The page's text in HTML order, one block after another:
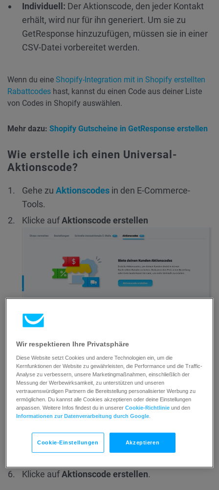
Individuell: Der Aktionscode, den jeder Kontakt
erhält, wird nur für ihn generiert. Um sie zu
GetResponse hinzuzufügen, müssen sie in einer
CSV-Datei vorbereitet werden.
Wenn du eine Shopify-Integration mit in Shopify erstellten
Rabattcodes hast, kannst du einen Code aus deiner Liste
von Codes in Shopify auswählen.
Mehr dazu: Shopify Gutscheine in GetResponse erstellen
Wie erstelle ich einen Universal-
Aktionscode?
Gehe zu Aktionscodes in den E-Commerce-
Tools.
Klicke aufAktionscode erstellen
Gib den
denUniversal-Typ aus.
Gib deinen Aktionscode ein oder füge ihn ein.
Klicke aufAktionscode erstellen.
Wir respektieren Ihre Privatsphäre
Diese Website setzt Cookies und andere Technologien ein, um die
Kernfunktionen der Website zu gewährleisten, die Performance und die Traffic-
Analyse zu verbessern, unsere Marketingmaßnahmen, einschließlich der
Messung der Werbewirksamkeit, zu unterstützen und unseren
vertrauenswürdigen Partnern die Bereitstellung personalisierter Werbung zu
ermöglichen. Du kannst alle Cookies akzeptieren oder deine Einstellungen
anpassen. Weitere Infos findest du in unsererCookie-Richtlinie und den
Informationen zur Datenverarbeitung durch Google
Cookie-Einstellungen Akzeptieren